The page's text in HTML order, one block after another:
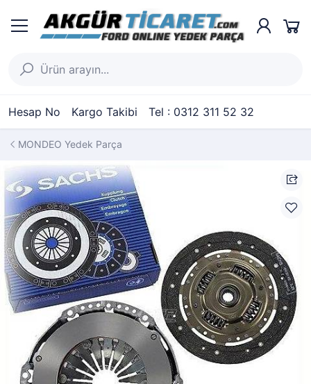
Hesap No Kargo Takibi Tel : 0312 311 52 32
MONDEO Yedek Parça